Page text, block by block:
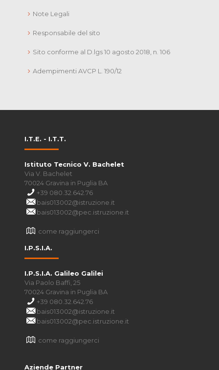
Note Legali
Responsabile del sito
Sito conforme al D.lgs 10 agosto 2018, n. 106
Adempimenti AVCP L. 190/12
I.T.E. - I.T.T.
Istituto Tecnico V. Bachelet
Via V. Bachelet
70024 Gravina in Puglia BA
+39 080.32.642.76
bais013002@istruzione.it
bais013002@pec.istruzione.it
come raggiungerci
I.P.S.I.A.
I.P.S.I.A. Galileo Galilei
Via Paolo Baffi, 25
70024 Gravina in Puglia BA
+39 080.32.642.76
bais013002@istruzione.it
bais013002@pec.istruzione.it
come raggiungerci
Aziende Partner